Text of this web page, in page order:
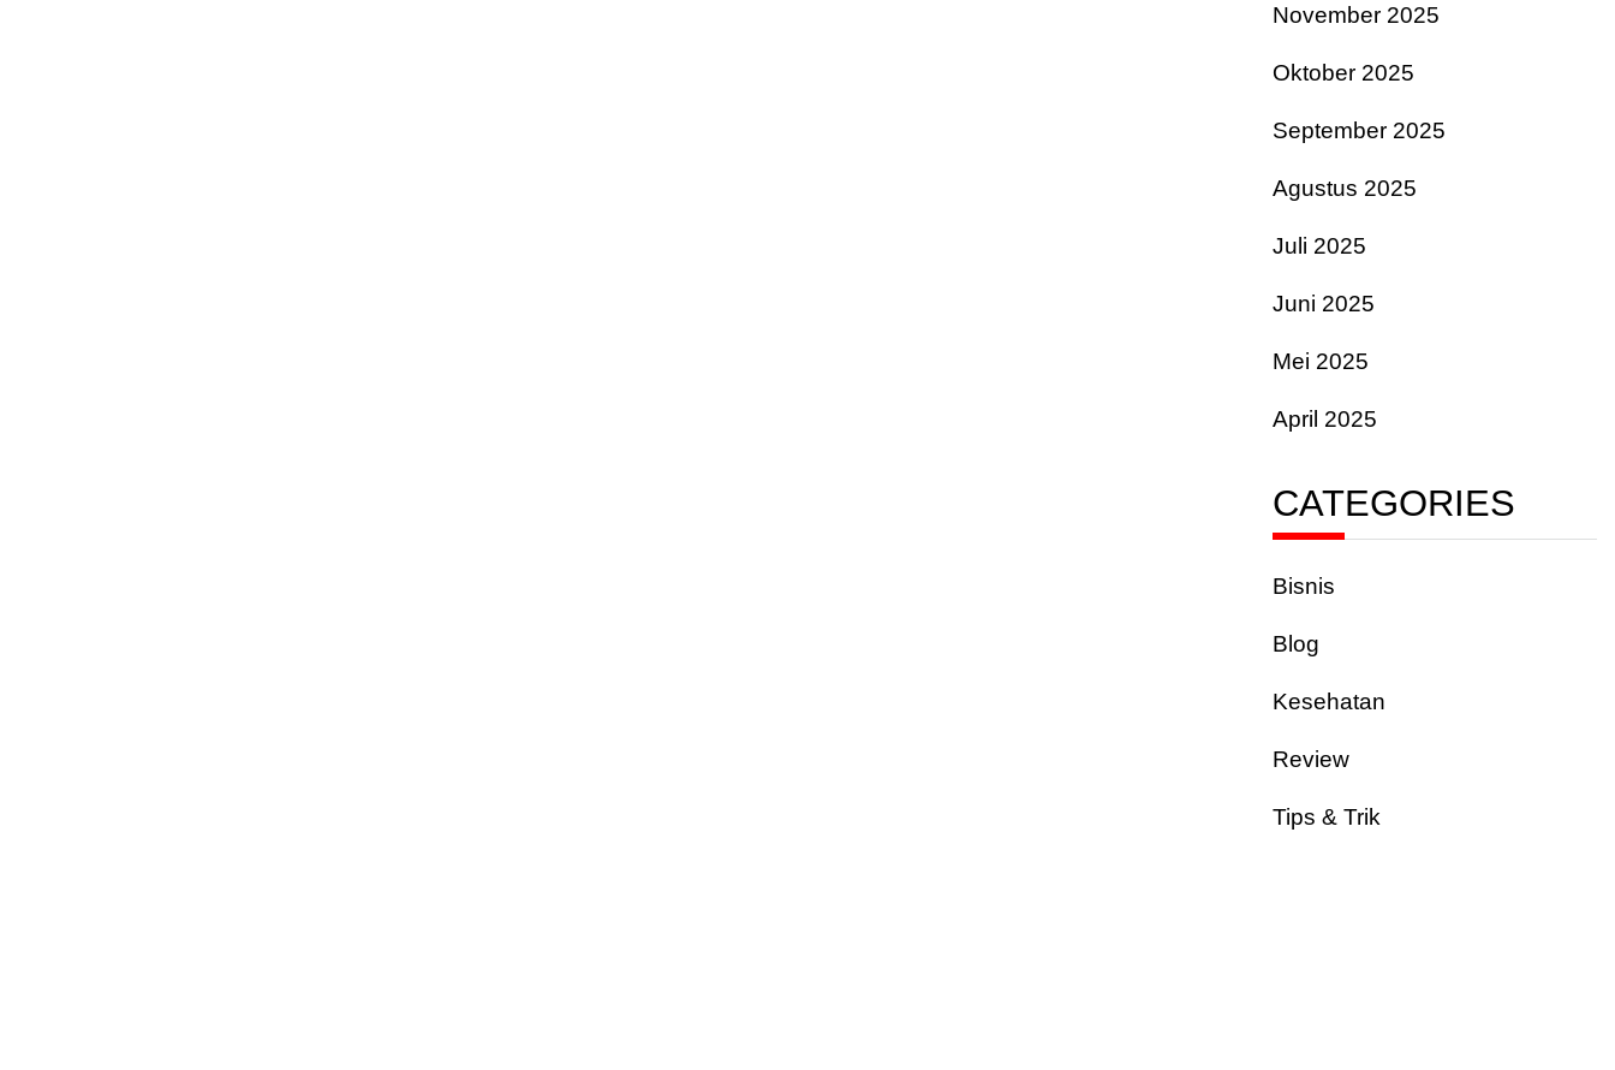
November 2025
Oktober 2025
September 2025
Agustus 2025
Juli 2025
Juni 2025
Mei 2025
April 2025
CATEGORIES
Bisnis
Blog
Kesehatan
Review
Tips & Trik